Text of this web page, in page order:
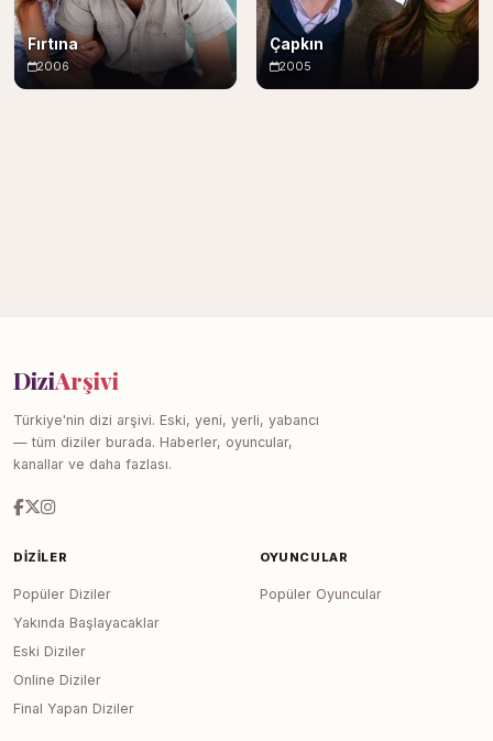
Fırtına
2006
Çapkın
2005
DiziArşivi
Türkiye'nin dizi arşivi. Eski, yeni, yerli, yabancı
— tüm diziler burada. Haberler, oyuncular,
kanallar ve daha fazlası.
DIZILER
Popüler Diziler
Yakında Başlayacaklar
Eski Diziler
Online Diziler
Final Yapan Diziler
OYUNCULAR
Popüler Oyuncular